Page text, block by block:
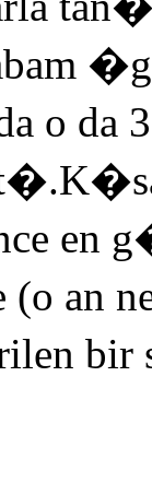
o da
en
an
bir